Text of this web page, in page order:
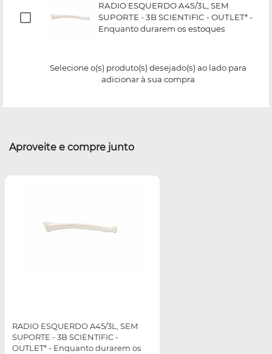
RADIO ESQUERDO A45/3L, SEM
SUPORTE - 3B SCIENTIFIC - OUTLET* -
Enquanto durarem os estoques
Selecione o(s) produto(s) desejado(s) ao lado para
adicionar à sua compra
Aproveite e compre junto
RADIO ESQUERDO A45/3L, SEM
SUPORTE - 3B SCIENTIFIC -
OUTLET* - Enquanto durarem os